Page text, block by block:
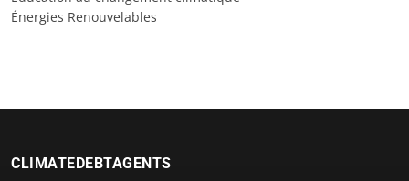
Énergies Renouvelables
CLIMATEDEBTAGENTS